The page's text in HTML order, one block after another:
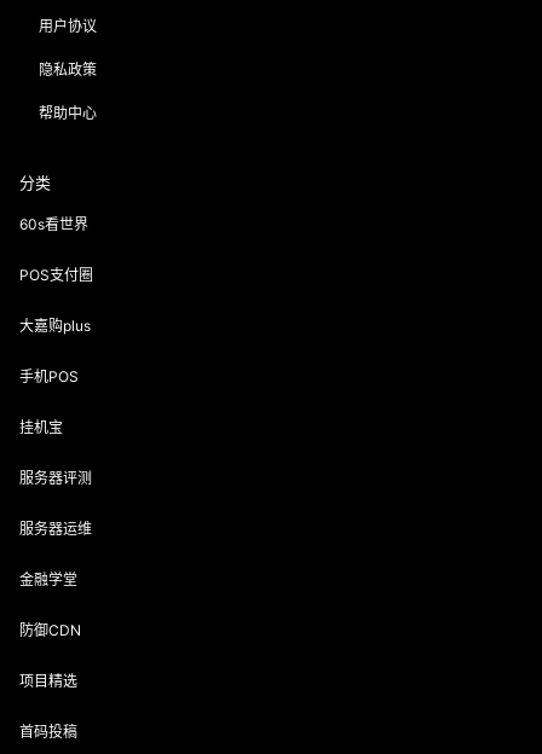
用户协议
隐私政策
帮助中心
分类
60s看世界
POS支付圈
大嘉购plus
手机POS
挂机宝
服务器评测
服务器运维
金融学堂
防御CDN
项目精选
首码投稿